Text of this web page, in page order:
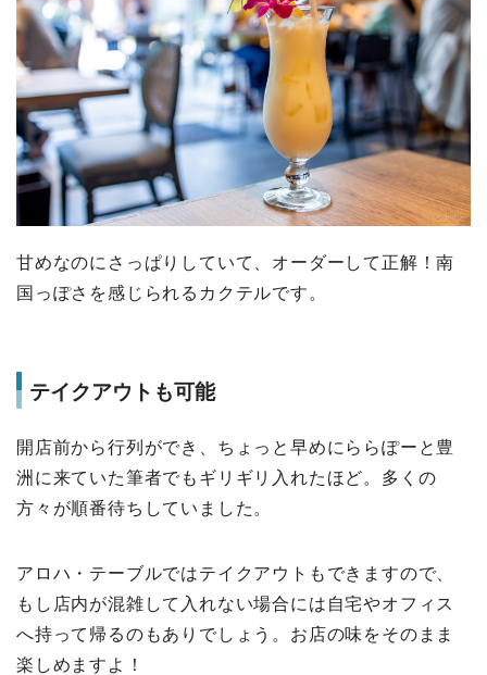
甘めなのにさっぱりしていて、オーダーして正解！南
国っぽさを感じられるカクテルです。
テイクアウトも可能
開店前から行列ができ、ちょっと早めにららぽーと豊
洲に来ていた筆者でもギリギリ入れたほど。多くの
方々が順番待ちしていました。
アロハ・テーブルではテイクアウトもできますので、
もし店内が混雑して入れない場合には自宅やオフィス
へ持って帰るのもありでしょう。お店の味をそのまま
楽しめますよ！